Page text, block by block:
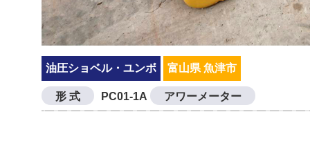
油圧ショベル・ユンボ 富山県 魚津市
形 式 PC01-1A アワーメーター